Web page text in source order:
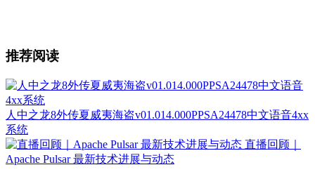
推荐阅读
人中之龙8外传夏威夷海盗v01.014.000PPSA24478中文语音4xx
系统
直播回顾｜
Apache Pulsar 最新技术进展与动态